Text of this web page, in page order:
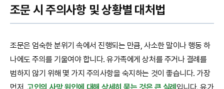
조문 시 주의사항 및 상황별 대처법
조문은 엄숙한 분위기 속에서 진행되는 만큼, 사소한 말이나 행동 하
나에도 주의를 기울여야 합니다. 유가족에게 상처를 주거나 결례를
범하지 않기 위해 몇 가지 주의사항을 숙지하는 것이 좋습니다. 가장